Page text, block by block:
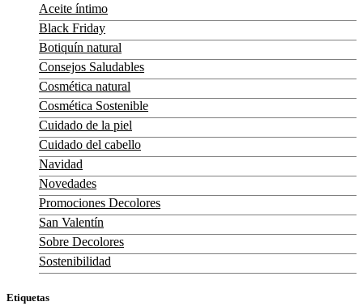
Aceite íntimo
Black Friday
Botiquín natural
Consejos Saludables
Cosmética natural
Cosmética Sostenible
Cuidado de la piel
Cuidado del cabello
Navidad
Novedades
Promociones Decolores
San Valentín
Sobre Decolores
Sostenibilidad
Etiquetas